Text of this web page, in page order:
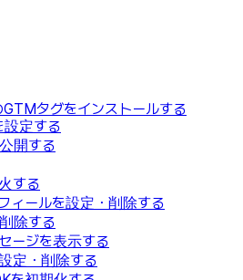
GTMタグをインストールする
設定する
開する
する
ィールを設定・削除する
除する
ージを表示する
定・削除する